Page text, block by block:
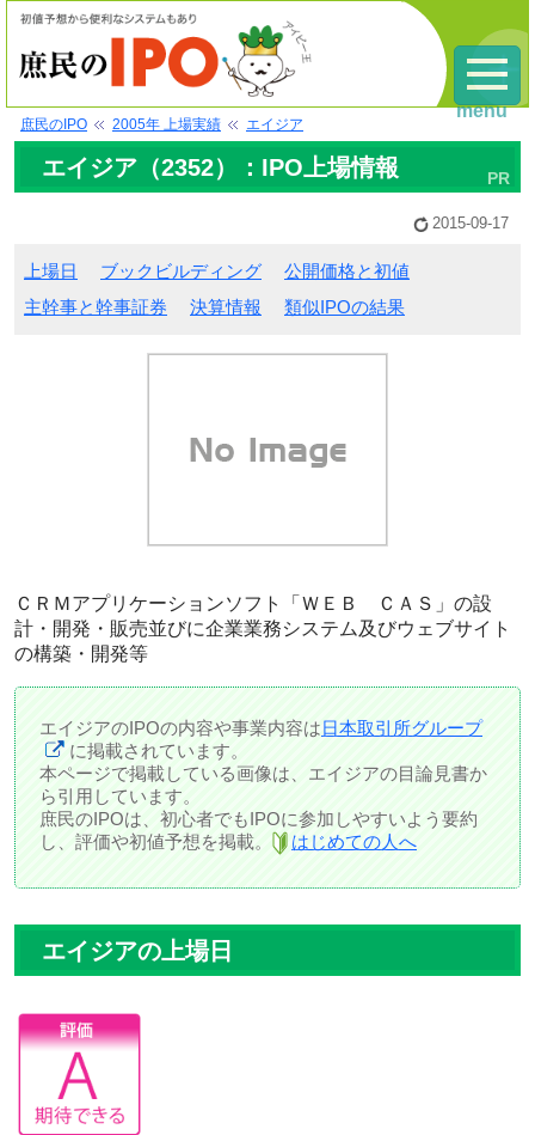
庶民のIPO 2005年 上場実績 エイジア
エイジア（2352）：IPO上場情報
2015-09-17
上場日 ブックビルディング
公開価格と初値
主幹事と幹事証券
決算情報 類似IPOの結果
ＣＲＭアプリケーションソフト「ＷＥＢ ＣＡＳ」の設
計・開発・販売並びに企業業務システム及びウェブサイト
の構築・開発等
エイジアのIPOの内容や事業内容は日本取引所グループ
に掲載されています。
本ページで掲載している画像は、エイジアの目論見書か
ら引用しています。
庶民のIPOは、初心者でもIPOに参加しやすいよう要約
し、評価や初値予想を掲載。
はじめての人へ
エイジアの上場日
menu